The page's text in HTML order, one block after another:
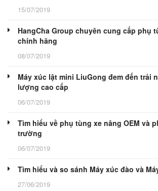
15/07/2019
HangCha Group chuyên cung cấp phụ
chính hãng
08/07/2019
Máy xúc lật mini LiuGong đem đến trải
lượng cao cấp
06/07/2019
Tìm hiểu về phụ tùng xe nâng OEM và
trường
06/07/2019
Tìm hiểu và so sánh Máy xúc đào và
27/06/2019